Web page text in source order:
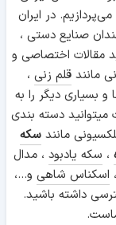
در ایران
صنایع دستی ،
مقالات اختصاصی و
مانندقلم زنی ،
و بسیاری دیگر را به
دسته بندی
مانند سکه
، سکه یادبود ، مدال
اسکناس شاهی و...،
داشته باشید.